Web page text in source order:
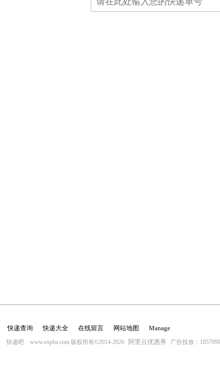
快递查询 快递大全 在线留言 网站地图 Manage
快递吧 www.expba.com 版权所有©2014-2026 阿里云优惠券 广告投放：